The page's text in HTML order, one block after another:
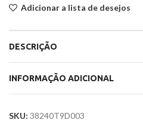
Adicionar a lista de desejos
DESCRIÇÃO
INFORMAÇÃO ADICIONAL
SKU: 38240T9D003